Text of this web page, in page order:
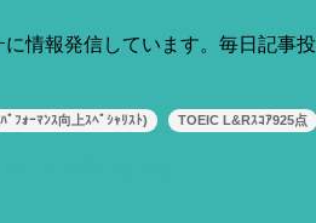
に情報発信しています。毎日記事
ﾟﾌｫｰﾏﾝｽ向上ｽﾍﾟｼｬﾘｽﾄ) TOEIC L&Rｽｺｱ925点